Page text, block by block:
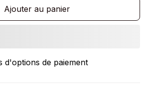
Ajouter au panier
d'options de paiement